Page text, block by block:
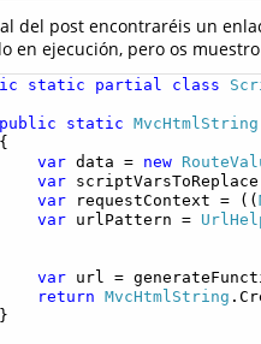
del post encontraréis un
en ejecución, pero os
static partial class
public
static MvcHtmlString
var data = new
var
var requestContext = ((
var urlPattern =
var url =
return MvcHtmlString